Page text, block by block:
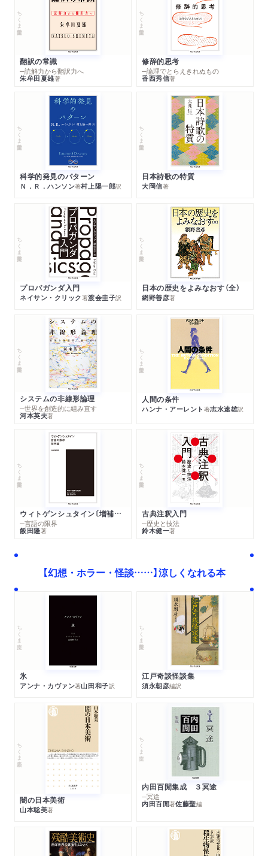
ちくま学芸文庫
翻訳の常識
─読解力から翻訳力へ
朱牟田夏雄著
ちくま学芸文庫
修辞的思考
─論理でとらえきれぬもの
香西秀信著
ちくま学芸文庫
科学的発見のパターン
Ｎ．Ｒ．ハンソン著村上陽一郎訳
ちくま学芸文庫
日本詩歌の特質
大岡信著
ちくま学芸文庫
プロパガンダ入門
ネイサン・クリック著渡会圭子訳
ちくま学芸文庫
日本の歴史をよみなおす（全）
網野善彦著
ちくま学芸文庫
システムの非線形論理
─世界を創造的に組み直す
河本英夫著
ちくま学芸文庫
人間の条件
ハンナ・アーレント 著志水速雄訳
ちくま学芸文庫
ウィトゲンシュタイン〔増補新版〕
─言語の限界
飯田隆著
ちくま学芸文庫
古典注釈入門
─歴史と技法
鈴木健一著
【幻想・ホラー・怪談……】涼しくなれる本
ちくま文庫
氷
アンナ・カヴァン著山田和子訳
ちくま学芸文庫
江戸奇談怪談集
須永朝彦編訳
ちくま新書
闇の日本美術
山本聡美著
ちくま文庫
内田百閒集成 ３冥途
─冥途
内田百閒著佐藤聖編